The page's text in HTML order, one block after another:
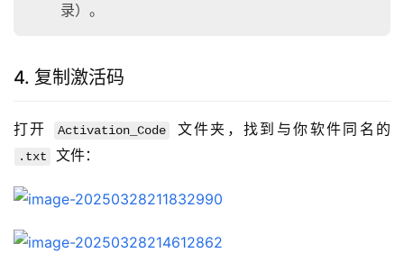
录）。
4. 复制激活码
打开 Activation_Code
.txt 文件：